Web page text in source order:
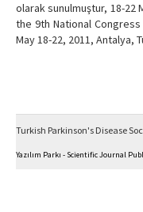
olarak sunulmuştur, 18-22
the 9th National
May 18-22, 2011, Antalya,
Turkish Parkinson's Disease
Yazılım Parkı - Scientific Journal